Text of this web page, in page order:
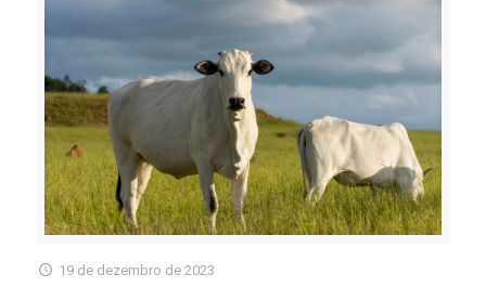
19 de dezembro de 2023